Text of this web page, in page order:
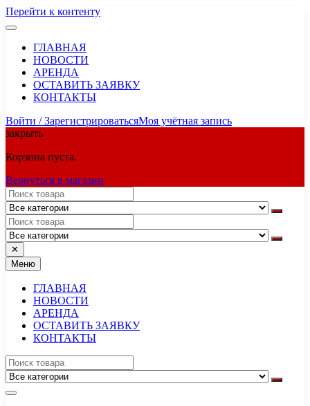
Перейти к контенту
ГЛАВНАЯ
НОВОСТИ
АРЕНДА
ОСТАВИТЬ ЗАЯВКУ
КОНТАКТЫ
Войти / ЗарегистрироватьсяМоя учётная запись
закрыть
Корзина пуста.
Вернуться в магазин
✕
Меню
ГЛАВНАЯ
НОВОСТИ
АРЕНДА
ОСТАВИТЬ ЗАЯВКУ
КОНТАКТЫ